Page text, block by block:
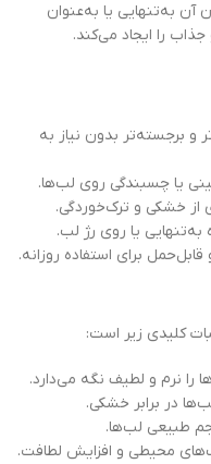
به‌تنهایی یا به‌عنوان
را ایجاد می‌کند.
و برجسته‌تر بدون نیاز به
یا چسبندگی روی لب‌ها.
از خشکی و ترک‌خوردگی.
به‌تنهایی یا روی رژ لب.
برای استفاده روزانه.
نرم و لطیف نگه می‌دارد.
در برابر خشکی.
طبیعی لب‌ها.
محیطی و افزایش لطافت.